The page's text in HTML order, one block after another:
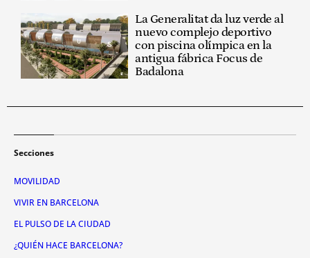
La Generalitat da luz verde al
nuevo complejo deportivo
con piscina olímpica en la
antigua fábrica Focus de
Badalona
Secciones
MOVILIDAD
VIVIR EN BARCELONA
EL PULSO DE LA CIUDAD
¿QUIÉN HACE BARCELONA?